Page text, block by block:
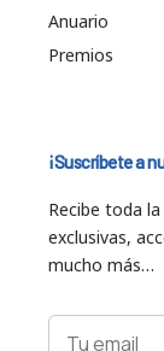
Anuario
Premios
¡Suscríbete a
Recibe toda
exclusivas,
mucho más…